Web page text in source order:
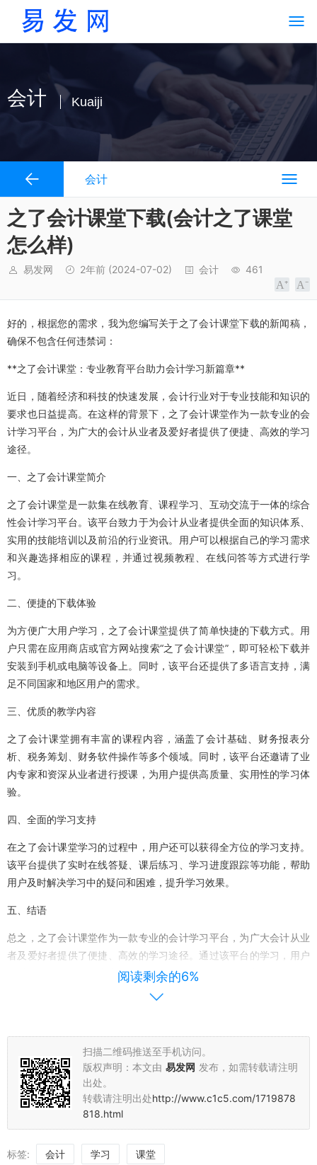
会计 Kuaiji
会计
之了会计课堂下载(会计之了课堂
怎么样)
易发网 2年前 (2024-07-02) 会计 461
好的，根据您的需求，我为您编写关于之了会计课堂下载的新闻稿，
确保不包含任何违禁词：
**之了会计课堂：专业教育平台助力会计学习新篇章**
近日，随着经济和科技的快速发展，会计行业对于专业技能和知识的
要求也日益提高。在这样的背景下，之了会计课堂作为一款专业的会
计学习平台，为广大的会计从业者及爱好者提供了便捷、高效的学习
途径。
一、之了会计课堂简介
之了会计课堂是一款集在线教育、课程学习、互动交流于一体的综合
性会计学习平台。该平台致力于为会计从业者提供全面的知识体系、
实用的技能培训以及前沿的行业资讯。用户可以根据自己的学习需求
和兴趣选择相应的课程，并通过视频教程、在线问答等方式进行学
习。
二、便捷的下载体验
为方便广大用户学习，之了会计课堂提供了简单快捷的下载方式。用
户只需在应用商店或官方网站搜索“之了会计课堂”，即可轻松下载并
安装到手机或电脑等设备上。同时，该平台还提供了多语言支持，满
足不同国家和地区用户的需求。
三、优质的教学内容
之了会计课堂拥有丰富的课程内容，涵盖了会计基础、财务报表分
析、税务筹划、财务软件操作等多个领域。同时，该平台还邀请了业
内专家和资深从业者进行授课，为用户提供高质量、实用性的学习体
验。
四、全面的学习支持
在之了会计课堂学习的过程中，用户还可以获得全方位的学习支持。
该平台提供了实时在线答疑、课后练习、学习进度跟踪等功能，帮助
用户及时解决学习中的疑问和困难，提升学习效果。
五、结语
总之，之了会计课堂作为一款专业的会计学习平台，为广大会计从业
者及爱好者提供了便捷、高效的学习途径。通过该平台的学习，用户
可以全面提升自己的专业技能和知识水平，为未来的职业发展打下坚
学员提供更加丰富、实用的学习资源和内容，助力会计行业的快速发
展和人才培养。
阅读剩余的6%
扫描二维码推送至手机访问。
版权声明：本文由 易发网 发布，如需转载请注明
出处。
转载请注明出处http://www.c1c5.com/1719878
818.html
标签: 会计 学习 课堂